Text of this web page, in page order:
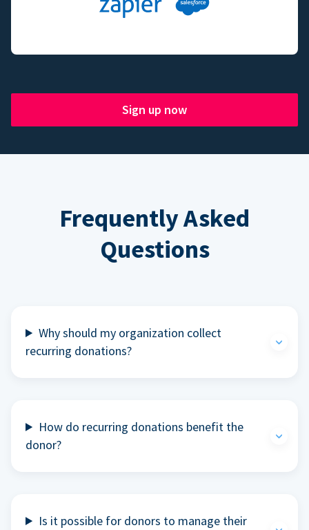
Sign up now
Frequently Asked
Questions
Why should my organization collect
recurring donations?
How do recurring donations benefit the
donor?
Is it possible for donors to manage their